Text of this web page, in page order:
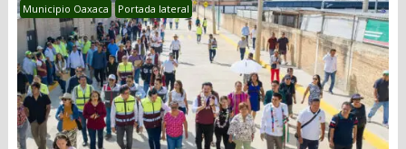
Municipio Oaxaca Portada lateral